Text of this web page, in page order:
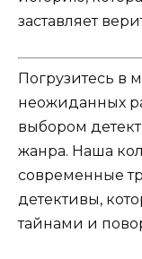
заставляет
Погрузитесь в
неожиданных
выбором
жанра. Наша
современные
детективы,
тайнами и